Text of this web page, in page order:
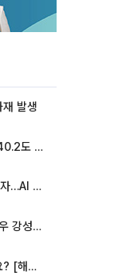
발생
기록
SK하이닉스, 용인·청주에 54조 투자…AI 메모리 생산기지 키운다
'2TV 생생정보' 오늘방송맛집- 배우 강성진 단골! 쌀국수ㆍ푸팟퐁 커리 맛집 '블○○○'
입추매직 '불발', 처서매직은 올까요? [해시태그]